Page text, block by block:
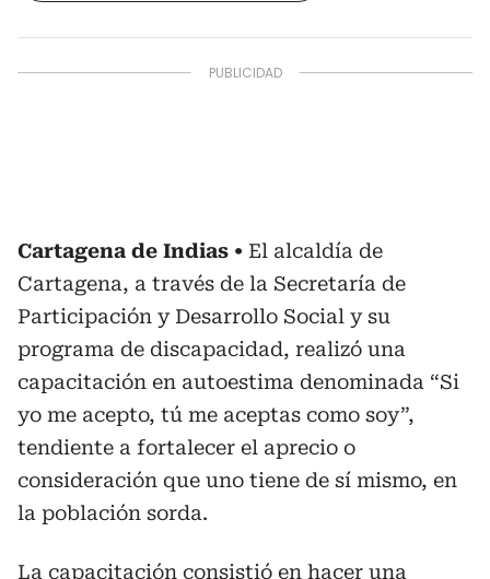
Cartagena de Indias
El alcaldía de
Cartagena, a través de la Secretaría de
Participación y Desarrollo Social y su
programa de discapacidad, realizó una
capacitación en autoestima denominada “Si
yo me acepto, tú me aceptas como soy”,
tendiente a fortalecer el aprecio o
consideración que uno tiene de sí mismo, en
la población sorda.
La capacitación consistió en hacer una